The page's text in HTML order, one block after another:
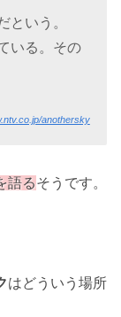
という。
いる。その
anothersky
語るそうです。
はどういう場所